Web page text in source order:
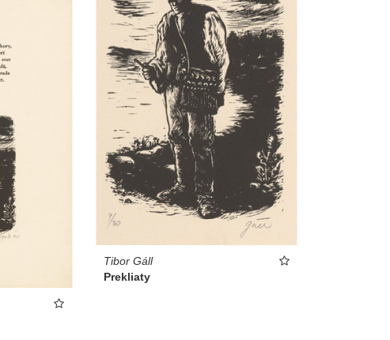
Tibor Gáll
Prekliaty